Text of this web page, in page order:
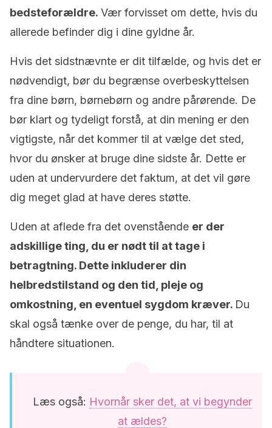
bedsteforældre. Vær forvisset om dette, hvis du
allerede befinder dig i dine gyldne år.
Hvis det sidstnævnte er dit tilfælde, og hvis det er
nødvendigt, bør du begrænse overbeskyttelsen
fra dine børn, børnebørn og andre pårørende. De
bør klart og tydeligt forstå, at din mening er den
vigtigste, når det kommer til at vælge det sted,
hvor du ønsker at bruge dine sidste år. Dette er
uden at undervurdere det faktum, at det vil gøre
dig meget glad at have deres støtte.
Uden at aflede fra det ovenstående er der
adskillige ting, du er nødt til at tage i
betragtning. Dette inkluderer din
helbredstilstand og den tid, pleje og
omkostning, en eventuel sygdom kræver. Du
skal også tænke over de penge, du har, til at
håndtere situationen.
Læs også: Hvornår sker det, at vi begynder
at ældes?